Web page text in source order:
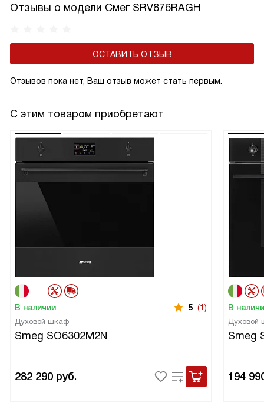
на долгие годы.
Отзывы о модели Смег SRV876RAGH
ОСТАВИТЬ ОТЗЫВ
Отзывов пока нет, Ваш отзыв может стать первым.
С этим товаром приобретают
В наличии 5 (1)
Духовой шкаф
Smeg SO6302M2N
282 290 руб.
В
Духовой
Smeg
194